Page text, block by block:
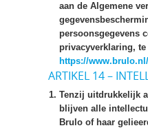
aan de Algemene
persoonsgegevens
privacyverklaring,
https://
ARTIKEL 14 –
Tenzij uitdrukkelijk
blijven alle
Brulo of haar